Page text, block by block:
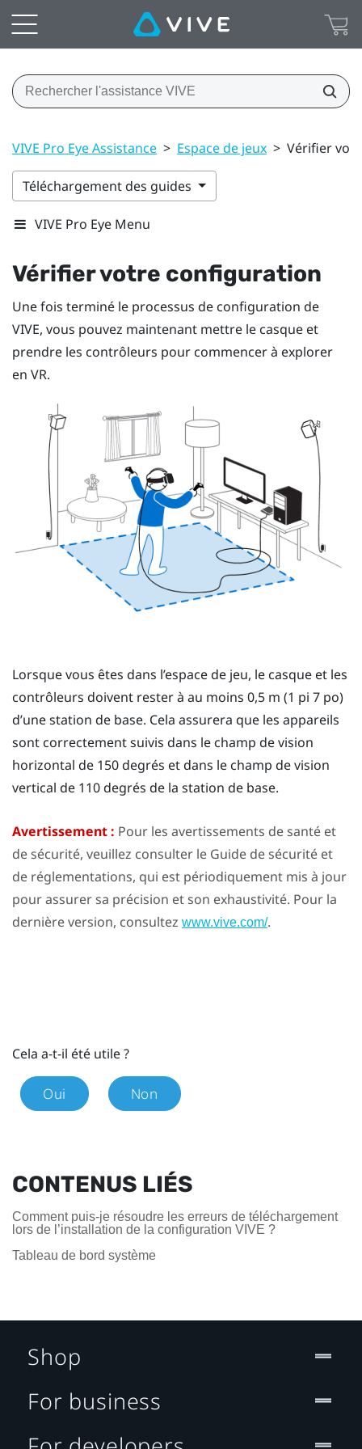
VIVE Pro Eye Assistance > Espace de jeux > Vérifier
Téléchargement des guides
VIVE Pro Eye Menu
Vérifier votre configuration
Une fois terminé le processus de configuration de
VIVE, vous pouvez maintenant mettre le casque et
prendre les contrôleurs pour commencer à explorer
en VR.
Lorsque vous êtes dans l’espace de jeu, le casque et les
contrôleurs doivent rester à au moins 0,5 m (1 pi 7 po)
d’une station de base. Cela assurera que les appareils
sont correctement suivis dans le champ de vision
horizontal de 150 degrés et dans le champ de vision
vertical de 110 degrés de la station de base.
Avertissement : Pour les avertissements de santé et
de sécurité, veuillez consulter le Guide de sécurité et
de réglementations, qui est périodiquement mis à jour
pour assurer sa précision et son exhaustivité. Pour la
dernière version, consultez www.vive.com/.
Cela a-t-il été utile ?
Oui Non
CONTENUS LIÉS
Comment puis-je résoudre les erreurs de téléchargement
lors de l’installation de la configuration VIVE ?
Tableau de bord système
Shop
For business